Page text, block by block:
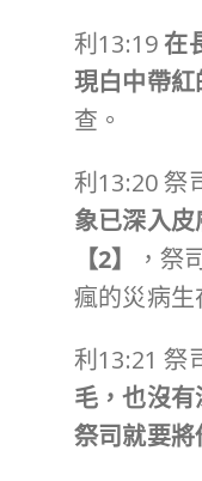
利13:19在
現白中帶
查。
利13:20 祭
象已深入
【2】
，祭
瘋的災病生
利13:21 祭
毛，也沒有
祭司就要將